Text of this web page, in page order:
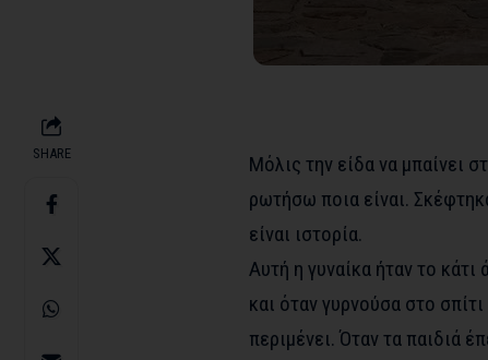
SHARE
Μόλις την είδα να μπαίνει
ρωτήσω ποια είναι.
είναι ιστορία.
Αυτή η γυναίκα ήταν το
και όταν γυρνούσα στο
περιμένει. Όταν τα παιδιά